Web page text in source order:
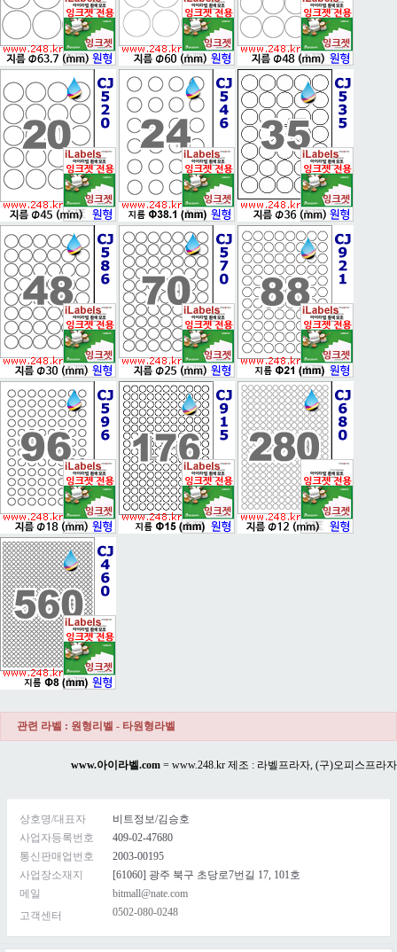
관련 라벨 : 원형리벨 - 타원형라벨
www.아이라벨.com = www.248.kr 제조 : 라벨프라자, (구)오피스프라자
상호명/대표자
비트정보/김승호
사업자등록번호
409-02-47680
통신판매업번호
2003-00195
사업장소재지
[61060] 광주 북구 초당로7번길 17, 101호
메일
bitmall@nate.com
고객센터
0502-080-0248